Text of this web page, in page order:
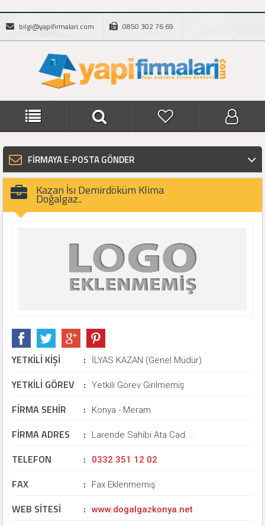
bilgi@yapifirmalari.com 0850 302 76 69
FİRMAYA E-POSTA GÖNDER
Kazan İsı Demirdöküm Klima
Doğalgaz..
YETKİLİ KİŞİ : İLYAS KAZAN (Genel Müdür)
YETKİLİ GÖREV : Yetkili Görev Girilmemiş
FİRMA SEHİR : Konya - Meram
FİRMA ADRES : Larende Sahibi Ata Cad. ..
TELEFON : 0332 351 12 02
FAX : Fax Eklenmemiş
WEB SİTESİ : www.dogalgazkonya.net